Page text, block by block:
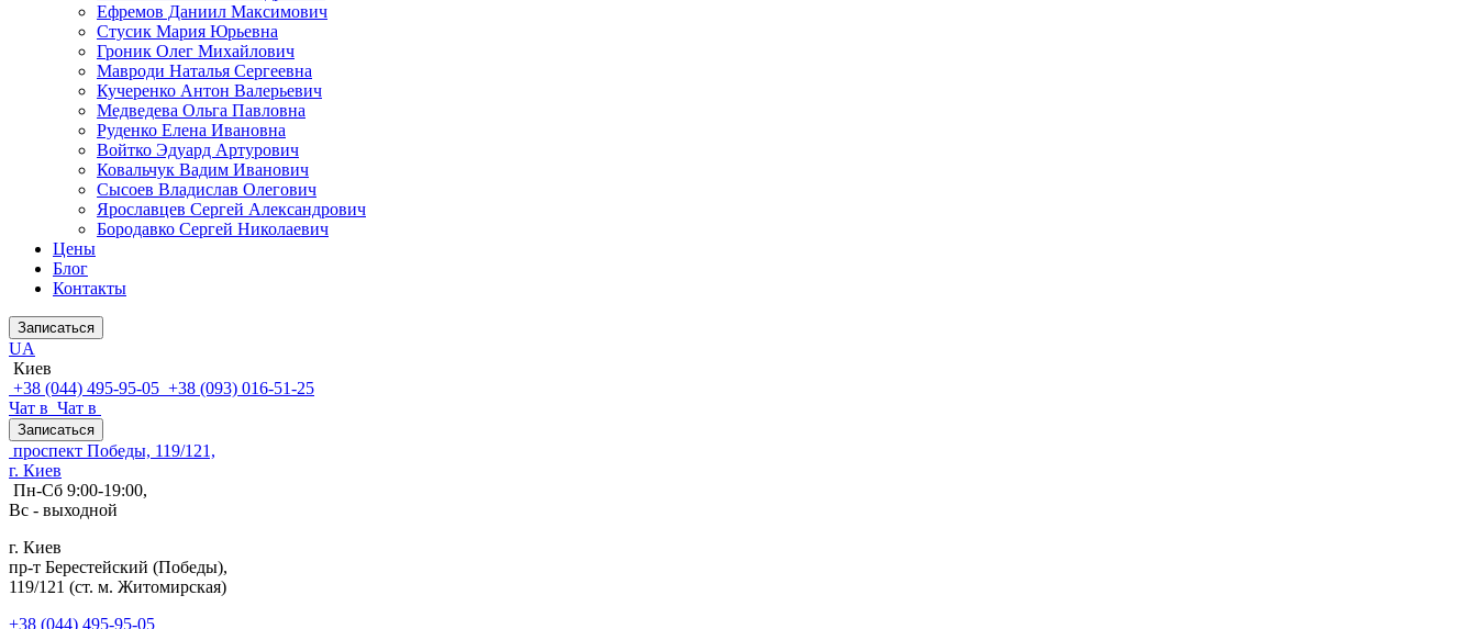
Ефремов Даниил Максимович
Стусик Мария Юрьевна
Гроник Олег Михайлович
Мавроди Наталья Сергеевна
Кучеренко Антон Валерьевич
Медведева Ольга Павловна
Руденко Елена Ивановна
Войтко Эдуард Артурович
Ковальчук Вадим Иванович
Сысоев Владислав Олегович
Ярославцев Сергей Александрович
Бородавко Сергей Николаевич
Цены
Блог
Контакты
Записаться
UA
Киев
+38 (044) 495-95-05 +38 (093) 016-51-25
Чат в Чат в
Записаться
проспект Победы, 119/121,
г. Киев
Пн-Сб 9:00-19:00,
Вс - выходной
г. Киев
пр-т Берестейский (Победы),
119/121 (ст. м. Житомирская)
+38 (044) 495-95-05